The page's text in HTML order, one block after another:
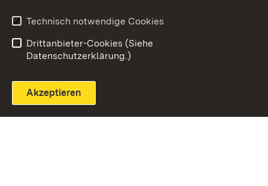
Technisch notwendige Cookies
Drittanbieter-Cookies (Siehe
Datenschutzerklärung.)
Akzeptieren